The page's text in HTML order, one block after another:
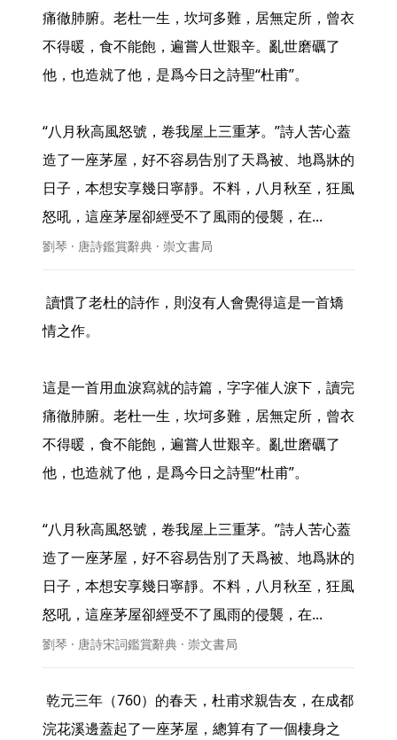
痛徹肺腑。老杜一生，坎坷多難，居無定所，曾衣
不得暖，食不能飽，遍嘗人世艱辛。亂世磨礪了
他，也造就了他，是爲今日之詩聖“杜甫”。
“八月秋高風怒號，卷我屋上三重茅。”詩人苦心蓋
造了一座茅屋，好不容易告別了天爲被、地爲牀的
日子，本想安享幾日寧靜。不料，八月秋至，狂風
怒吼，這座茅屋卻經受不了風雨的侵襲，在...
劉琴 · 唐詩鑑賞辭典 · 崇文書局
情之作。
這是一首用血淚寫就的詩篇，字字催人淚下，讀完
痛徹肺腑。老杜一生，坎坷多難，居無定所，曾衣
不得暖，食不能飽，遍嘗人世艱辛。亂世磨礪了
他，也造就了他，是爲今日之詩聖“杜甫”。
“八月秋高風怒號，卷我屋上三重茅。”詩人苦心蓋
造了一座茅屋，好不容易告別了天爲被、地爲牀的
日子，本想安享幾日寧靜。不料，八月秋至，狂風
怒吼，這座茅屋卻經受不了風雨的侵襲，在...
劉琴 · 唐詩宋詞鑑賞辭典 · 崇文書局
浣花溪邊蓋起了一座茅屋，總算有了一個棲身之